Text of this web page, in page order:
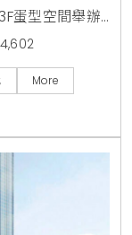
蛋型空間舉辦
特展，展區規
型鐵道王國展
美火車闖關
期間免費入
火車節，現場
火車收藏系列
4,602
More